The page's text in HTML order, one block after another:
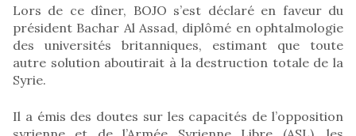
Lors de ce dîner, BOJO s’est déclaré en faveur du
président Bachar Al Assad, diplômé en ophtalmologie
des universités britanniques, estimant que toute
autre solution aboutirait à la destruction totale de la
Syrie.
Il a émis des doutes sur les capacités de l’opposition